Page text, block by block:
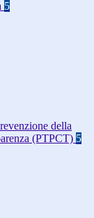
5
della
(PTPCT) 5